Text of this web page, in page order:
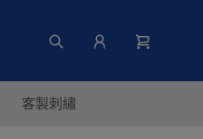
客製刺繡